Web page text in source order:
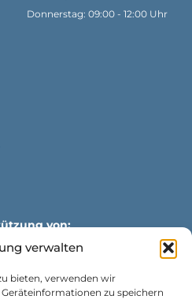
verwalten
bieten, verwenden wir
zu speichern
Donnerstag: 09:00 - 12:00 Uhr
von: